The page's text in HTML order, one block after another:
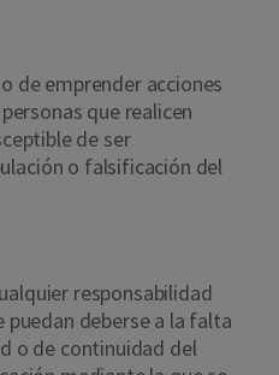
de emprender acciones
que realicen
de ser
o falsificación del
responsabilidad
puedan deberse a la falta
o de continuidad del